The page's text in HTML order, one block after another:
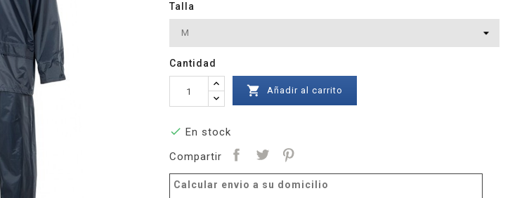
Talla
Cantidad
 Añadir al carrito
 En stock
Compartir
Calcular envio a su domicilio